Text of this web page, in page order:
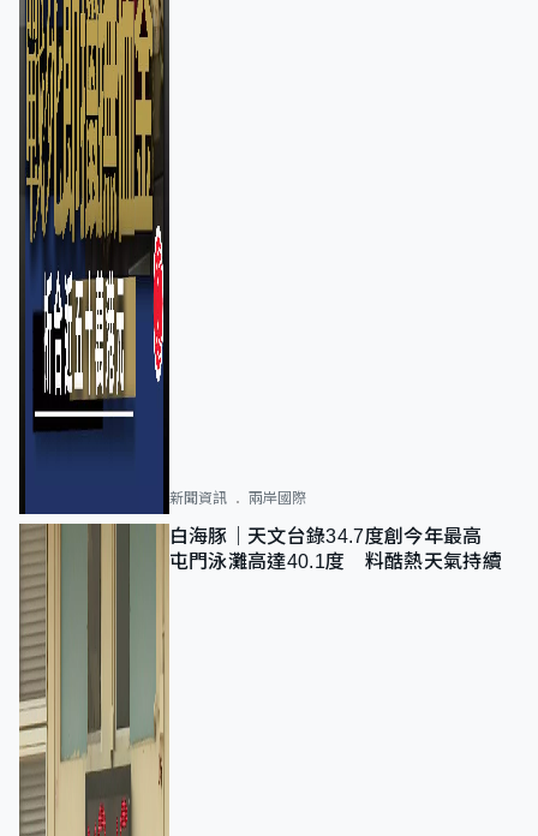
新聞資訊 兩岸國際
白海豚｜天文台錄34.7度創今年最高
屯門泳灘高達40.1度 料酷熱天氣持續